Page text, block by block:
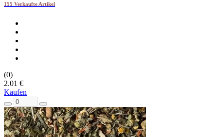
155 Verkaufte Artikel
(0)
2.01 €
Kaufen